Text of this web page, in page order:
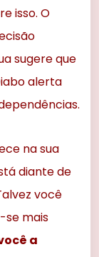
isso. O
sugere que
alerta
na sua
diante de
você
se mais
a